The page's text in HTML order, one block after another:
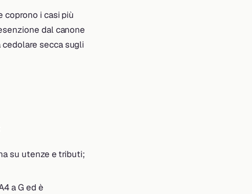
coprono i casi più
dal canone
cedolare secca sugli
su utenze e tributi;
a G ed è